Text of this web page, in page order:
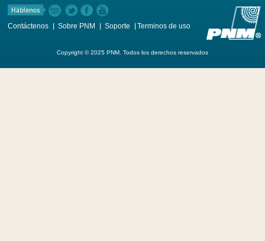
Contáctenos Sobre PNM Soporte Terminos de uso
Copyright © 2025 PNM. Todos los derechos reservados